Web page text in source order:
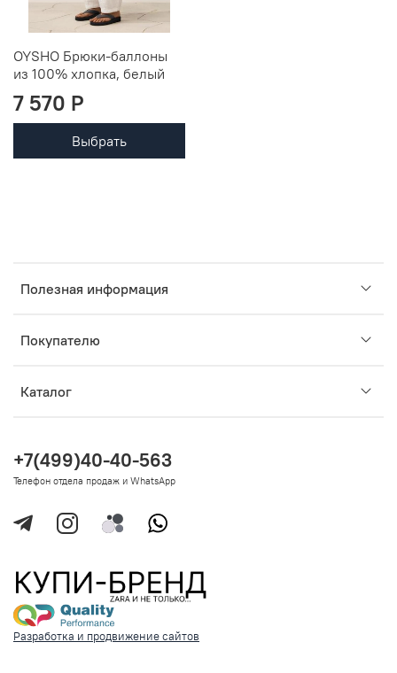
OYSHO Брюки-баллоны
из 100% хлопка, белый
7 570 P
Выбрать
Полезная информация
Покупателю
Каталог
+7(499)40-40-563
Телефон отдела продаж и WhatsApp
Разработка и продвижение сайтов